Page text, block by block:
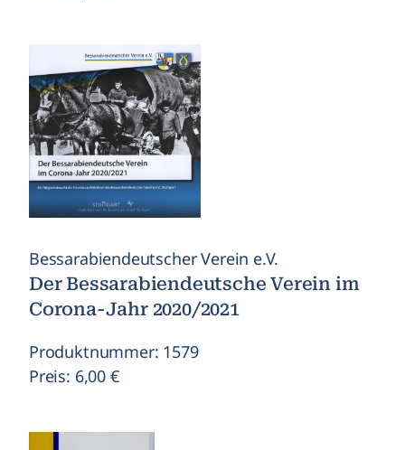
Bessarabiendeutscher Verein e.V.
Der Bessarabiendeutsche Verein im
Corona-Jahr 2020/2021
Produktnummer: 1579
Preis: 6,00 €